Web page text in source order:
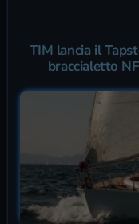
TIM lancia il
braccialetto